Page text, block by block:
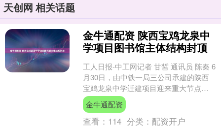
天创网 相关话题
金牛通配资 陕西宝鸡龙泉中
学项目图书馆主体结构封顶
工人日报-中工网记者 甘皙 通讯员 陈秦 6
月30日，由中铁一局三公司承建的陕西
宝鸡龙泉中学迁建项目迎来重大节点
——项目首个建筑图书馆主体结构顺利
封顶，为后续施....
金牛通配资
查看： 114 分类： 配资开户